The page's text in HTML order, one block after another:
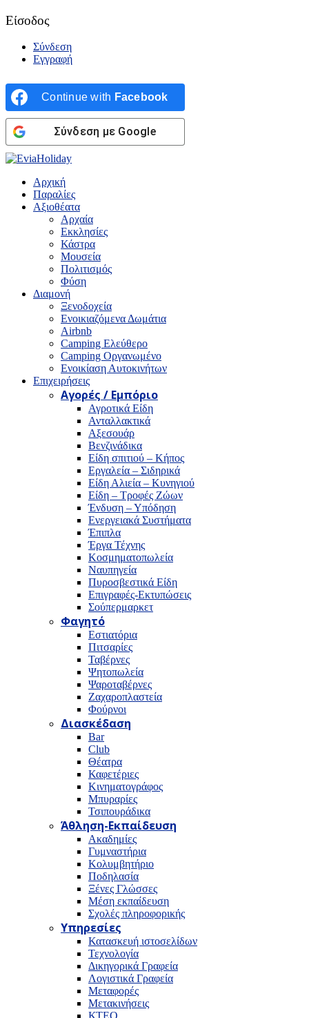
Είσοδος
Σύνδεση
Εγγραφή
Continue with Facebook
Σύνδεση με Google
Αρχική
Παραλίες
Αξιοθέατα
Αρχαία
Εκκλησίες
Κάστρα
Μουσεία
Πολιτισμός
Φύση
Διαμονή
Ξενοδοχεία
Ενοικιαζόμενα Δωμάτια
Airbnb
Camping Ελεύθερο
Camping Οργανωμένο
Ενοικίαση Αυτοκινήτων
Επιχειρήσεις
Αγορές / Εμπόριο
Αγροτικά Είδη
Ανταλλακτικά
Αξεσουάρ
Βενζινάδικα
Είδη σπιτιού – Κήπος
Εργαλεία – Σιδηρικά
Είδη Αλιεία – Κυνηγιού
Είδη – Τροφές Ζώων
Ένδυση – Υπόδηση
Ενεργειακά Συστήματα
Έπιπλα
Έργα Τέχνης
Κοσμηματοπωλεία
Ναυπηγεία
Πυροσβεστικά Είδη
Επιγραφές-Εκτυπώσεις
Σούπερμαρκετ
Φαγητό
Εστιατόρια
Πιτσαρίες
Ταβέρνες
Ψητοπωλεία
Ψαροταβέρνες
Ζαχαροπλαστεία
Φούρνοι
Διασκέδαση
Bar
Club
Θέατρα
Καφετέριες
Κινηματογράφος
Μπυραρίες
Τσιπουράδικα
Άθληση-Εκπαίδευση
Ακαδημίες
Γυμναστήρια
Κολυμβητήριο
Ποδηλασία
Ξένες Γλώσσες
Μέση εκπαίδευση
Σχολές πληροφορικής
Υπηρεσίες
Κατασκευή ιστοσελίδων
Τεχνολογία
Δικηγορικά Γραφεία
Λογιστικά Γραφεία
Μεταφορές
Μετακινήσεις